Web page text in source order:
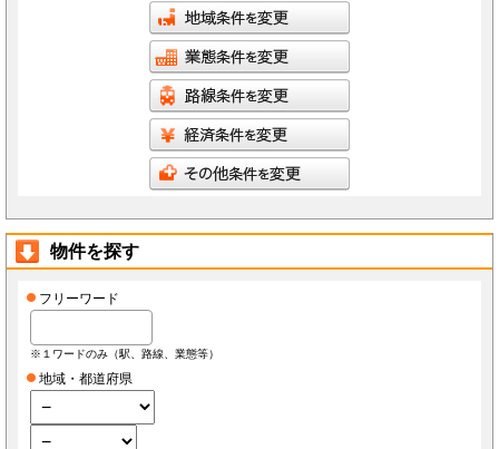
二重に会員登録している者
当社、本サービス、又は他の会員の信用もしくは権利を侵害する恐れがあると当社が
暴力団員(準構成員個人を含みます)、その他の反社会的団体の構成員等
公序良俗に反する行為をした者
犯罪歴がある者
過去に当社より会員登録を取り消されたことがある者
本規約に違反した者
前項の措置により会員が損害を被った場合でも、当社はその責任を負わないものとします。
会員は当社が書面で承認する場合を除き、会員としての地位をいかなる第三者にも譲渡でき
ないものとします。
会員は、当社へ報告した自らに関する情報に変更が生じた場合、当社が指定する方法で最新
の情報を当社へ報告するものとします。なお、本項の報告をしなかったことにより、会員が
損害を被った場合でも当社は責任を負わないものとします。
合、当社所定の手続きに従っておこなうものとします。
第3条（ID・パスワード）
会員は、会員登録時に当社もしくは当社の指定する本サービスに関するシステム導入会社
開示し、もしくは利用させてはならないものとします。
会員は、IDを善良なる管理者の注意義務をもって管理するものとし、紛失、喪失、盗難、誤
会員は、紛失、喪失、盗難、誤使用、不正使用等が発生した場合、もしくは第三者に知られ
た場合、またそのおそれがある場合、速やかに当社もしくは導入店にその旨を報告し、指示
の他店舗・事務所等の出退店に関する情報提供の目的で使用し、それ以外の目的で使用しま
物件を探す
フリーワード
※１ワードのみ（駅、路線、業態等）
地域・都道府県